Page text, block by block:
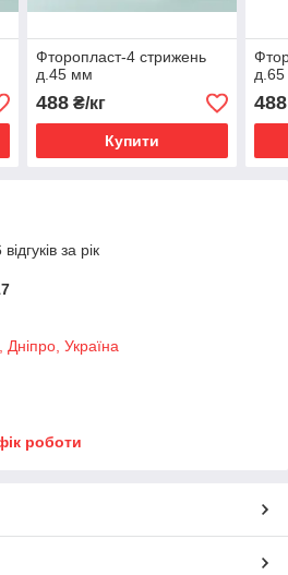
Фторопласт-4 стрижень
д.45 мм
488₴/кг
Купити
488
за рік
Україна
роботи